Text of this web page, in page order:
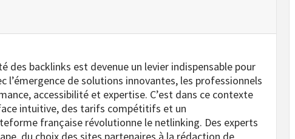
des backlinks est devenue un levier indispensable pour
l’émergence de solutions innovantes, les professionnels
accessibilité et expertise. C’est dans ce contexte
intuitive, des tarifs compétitifs et un
française révolutionne le netlinking. Des experts
du choix des sites partenaires à la rédaction de